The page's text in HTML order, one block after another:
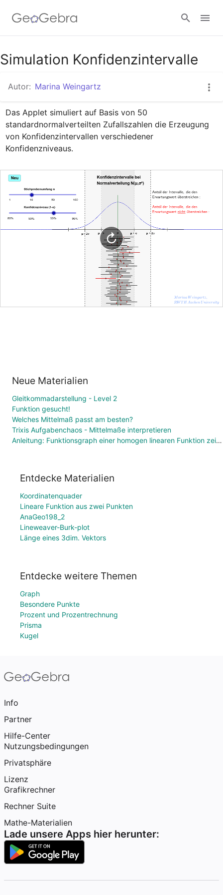
Google Classroom
GeoGebra Classroom
Anmelden
Simulation Konfidenzintervalle
Autor: Marina Weingartz
Das Applet simuliert auf Basis von 50
standardnormalverteilten Zufallszahlen die Erzeugung
von Konfidenzintervallen verschiedener
Konfidenzniveaus.
Neue Materialien
Gleitkommadarstellung - Level 2
Funktion gesucht!
Welches Mittelmaß passt am besten?
Trixis Aufgabenchaos - Mittelmaße interpretieren
Anleitung: Funktionsgraph einer homogen linearen Funktion zeichnen
Entdecke Materialien
Koordinatenquader
Lineare Funktion aus zwei Punkten
AnaGeo198_2
Lineweaver-Burk-plot
Länge eines 3dim. Vektors
Entdecke weitere Themen
Graph
Besondere Punkte
Prozent und Prozentrechnung
Prisma
Kugel
Info
Partner
Hilfe-Center
Nutzungsbedingungen
Privatsphäre
Lizenz
Grafikrechner
Rechner Suite
Mathe-Materialien
Lade unsere Apps hier herunter: